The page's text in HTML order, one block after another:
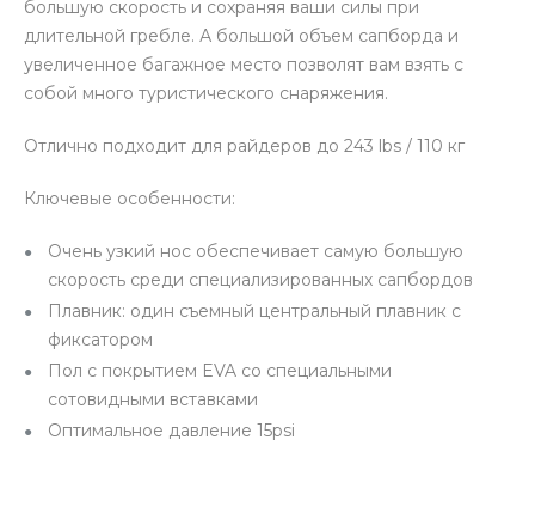
большую скорость и сохраняя ваши силы при
длительной гребле. А большой объем сапборда и
увеличенное багажное место позволят вам взять с
собой много туристического снаряжения.
Отлично подходит для райдеров до 243 lbs / 110 кг
Ключевые особенности:
Очень узкий нос обеспечивает самую большую
скорость среди специализированных сапбордов
Плавник: один съемный центральный плавник с
фиксатором
Пол с покрытием EVA со специальными
сотовидными вставками
Оптимальное давление 15psi